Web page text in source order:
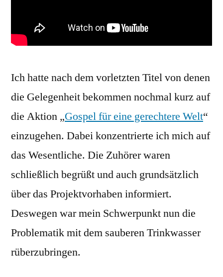
Ich hatte nach dem vorletzten Titel von denen
die Gelegenheit bekommen nochmal kurz auf
die Aktion „Gospel für eine gerechtere Welt“
einzugehen. Dabei konzentrierte ich mich auf
das Wesentliche. Die Zuhörer waren
schließlich begrüßt und auch grundsätzlich
über das Projektvorhaben informiert.
Deswegen war mein Schwerpunkt nun die
Problematik mit dem sauberen Trinkwasser
rüberzubringen.